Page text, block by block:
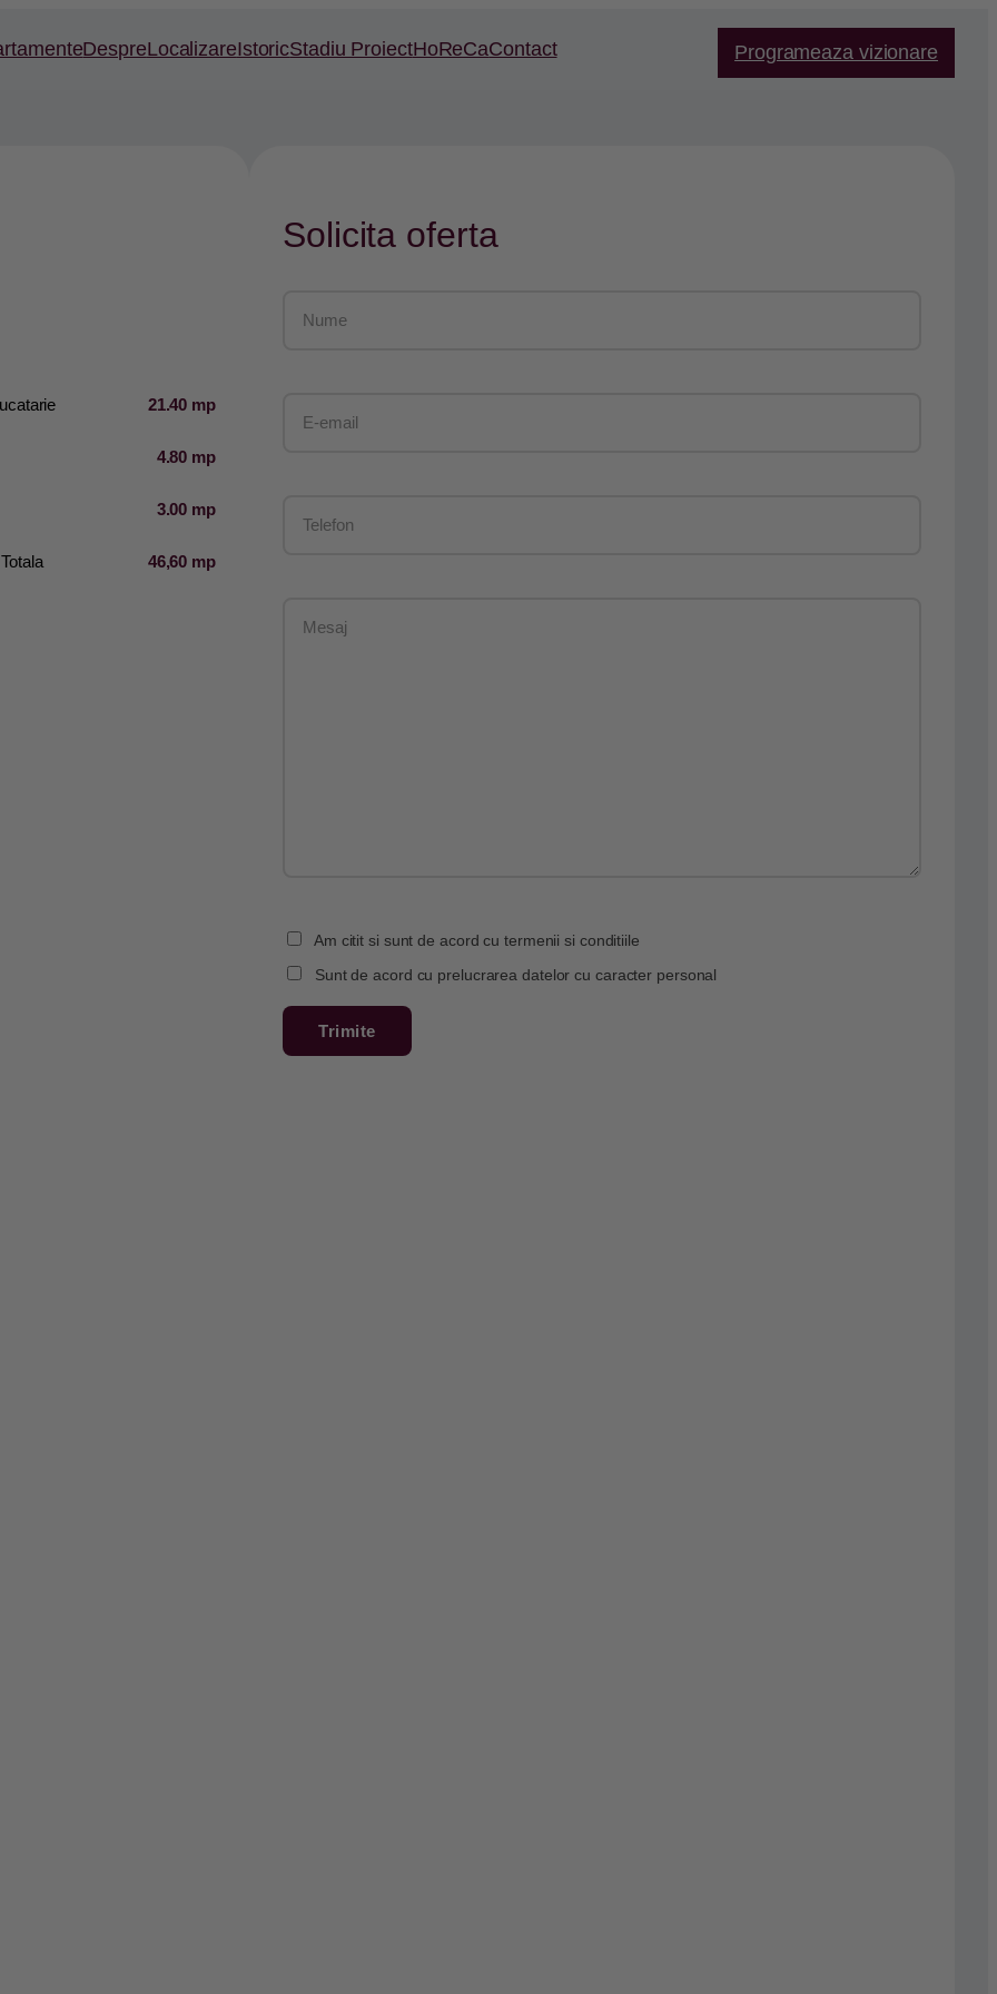
DespreLocalizareIstoricStadiu ProiectHoReCaContact Programeaza vizionare
21.40 mp
4.80 mp
3.00 mp
46,60 mp
Solicita oferta
Am citit si sunt de acord cu termenii si conditiile
Sunt de acord cu prelucrarea datelor cu caracter personal